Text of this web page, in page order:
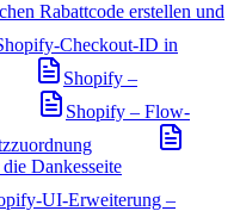
Rabattcode erstellen und
Checkout-ID in
Shopify –
Shopify – Flow-
Dankesseite
UI-Erweiterung –